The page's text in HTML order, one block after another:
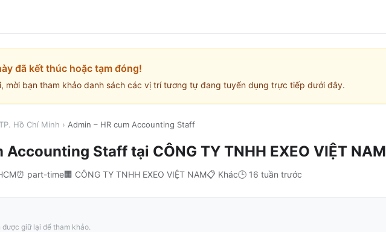
đã kết thúc hoặc tạm đóng!
mời bạn tham khảo danh sách các vị trí tương tự đang tuyển dụng trực tiếp dưới đây.
TP. Hồ Chí Minh › Admin – HR cum Accounting Staff
Accounting Staff tại CÔNG TY TNHH EXEO VIỆT NAM
⏰ part-time🏢 CÔNG TY TNHH EXEO VIỆT NAM📋 Khác🕒 16 tuần trước
giữ lại để tham khảo.